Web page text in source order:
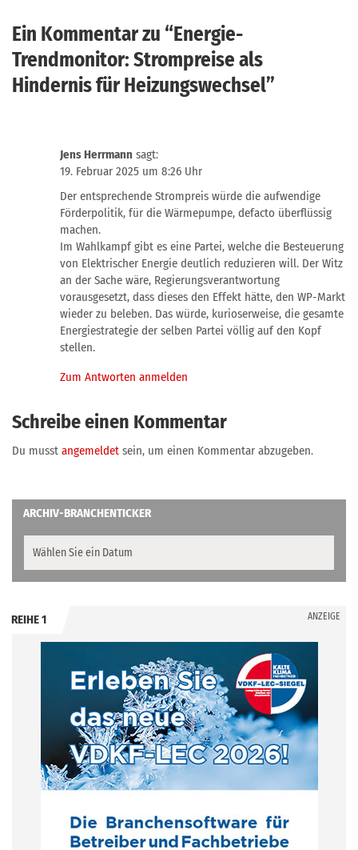
Ein Kommentar zu “Energie-
Trendmonitor: Strompreise als
Hindernis für Heizungswechsel”
Jens Herrmann sagt:
19. Februar 2025 um 8:26 Uhr
Der entsprechende Strompreis würde die aufwendige
Förderpolitik, für die Wärmepumpe, defacto überflüssig
machen.
Im Wahlkampf gibt es eine Partei, welche die Besteuerung
von Elektrischer Energie deutlich reduzieren will. Der Witz
an der Sache wäre, Regierungsverantwortung
vorausgesetzt, dass dieses den Effekt hätte, den WP-Markt
wieder zu beleben. Das würde, kurioserweise, die gesamte
Energiestrategie der selben Partei völlig auf den Kopf
stellen.
Zum Antworten anmelden
Schreibe einen Kommentar
Du musst angemeldet sein, um einen Kommentar abzugeben.
ARCHIV-BRANCHENTICKER
REIHE 1 ANZEIGE